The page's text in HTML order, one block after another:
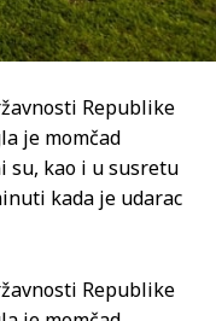
Republike
je momčad
su, kao i u susretu
kada je udarac
Republike